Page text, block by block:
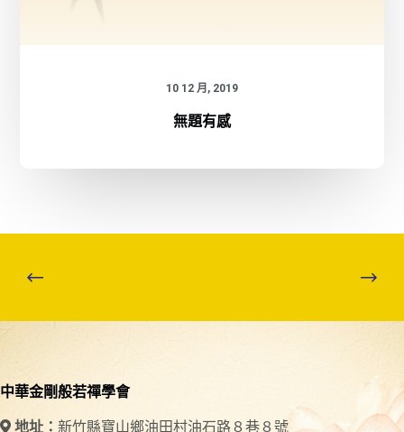
10 12 月, 2019
無題有感
中華金剛般若禪學會
地址： 新竹縣寶山鄉油田村油石路８巷８號